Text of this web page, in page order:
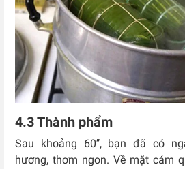
4.3 Thành phẩm
Sau khoảng 60’’, bạn đã có
hương, thơm ngon. Về mặt cảm